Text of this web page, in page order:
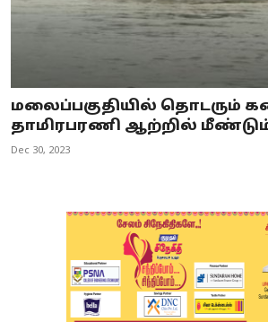
மலைப்பகுதியில் தொடரும்
தாமிரபரணி ஆற்றில்
Dec 30, 2023